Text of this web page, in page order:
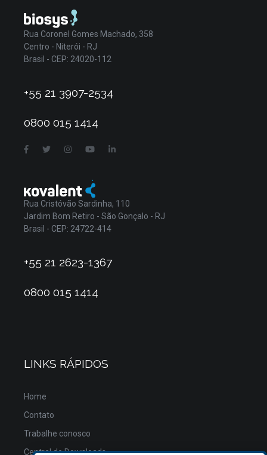
Rua Coronel Gomes Machado, 358
Centro - Niterói - RJ
Brasil - CEP: 24020-112
+55 21 3907-2534
0800 015 1414
Rua Cristóvão Sardinha, 110
Jardim Bom Retiro - São Gonçalo - RJ
Brasil - CEP: 24722-414
+55 21 2623-1367
0800 015 1414
LINKS RÁPIDOS
Home
Contato
Trabalhe conosco
Central de Downloads